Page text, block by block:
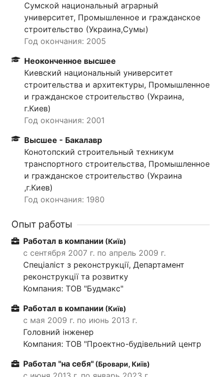
Сумской национальный аграрный
университет, Промышленное и гражданское
строительство (Украина,Сумы)
Год окончания: 2005
Неоконченное высшее
Киевский национальный университет
строительства и архитектуры, Промышленное
и гражданское строительство (Украина,
г.Киев)
Год окончания: 2001
Высшее - Бакалавр
Конотопский строительный техникум
транспортного строительства, Промышленное
и гражданское строительство (Украина
,г.Киев)
Год окончания: 1980
Опыт работы
Работал в компании (Київ)
с сентября 2007 г. по апрель 2009 г.
Спеціаліст з реконструкції, Департамент
реконструкції та розвитку
Компания: ТОВ "Будмакс"
Работал в компании (Київ)
с мая 2009 г. по июнь 2013 г.
Головний інженер
Компания: ТОВ "Проектно-будівельний центр
Работал "на себя" (Бровари, Київ)